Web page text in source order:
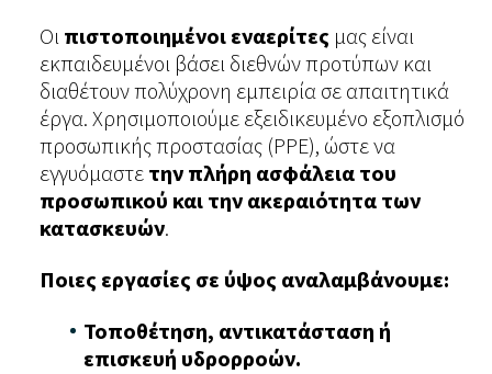
Οι πιστοποιημένοι εναερίτες μας είναι
εκπαιδευμένοι βάσει διεθνών προτύπων και
διαθέτουν πολύχρονη εμπειρία σε απαιτητικά
έργα. Χρησιμοποιούμε εξειδικευμένο εξοπλισμό
προσωπικής προστασίας (PPE), ώστε να
εγγυόμαστε την πλήρη ασφάλεια του
προσωπικού και την ακεραιότητα των
κατασκευών.
Ποιες εργασίες σε ύψος αναλαμβάνουμε:
Τοποθέτηση, αντικατάσταση ή
επισκευή υδρορροών.